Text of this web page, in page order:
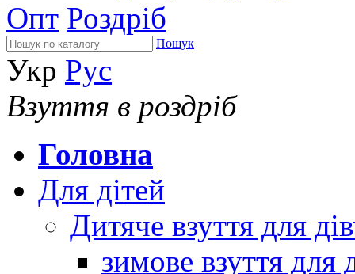
Опт Роздріб
Пошук
Укр Рус
Взуття в роздріб
Головна
Для дітей
Дитяче взуття для
зимове взуття для